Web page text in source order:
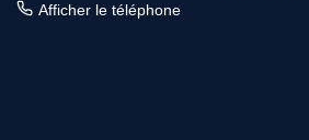
Afficher le téléphone